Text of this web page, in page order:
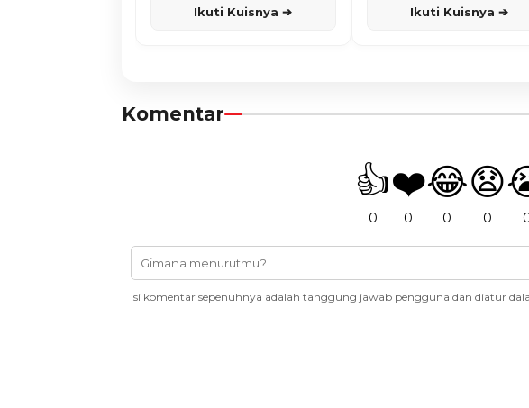
Ikuti Kuisnya ➔ Ikuti Kuisnya ➔
Komentar
👍
0
❤️
0
😂
0
😧
0
Isi komentar sepenuhnya adalah tanggung jawab pengguna dan diatur